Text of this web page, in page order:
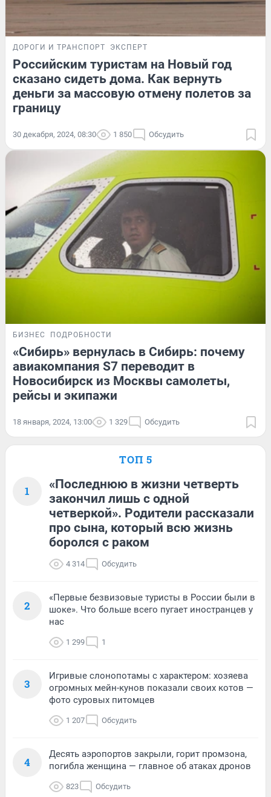
ДОРОГИ И ТРАНСПОРТ ЭКСПЕРТ
Российским туристам на Новый год
сказано сидеть дома. Как вернуть
деньги за массовую отмену полетов за
границу
30 декабря, 2024, 08:30 1 850 Обсудить
БИЗНЕС ПОДРОБНОСТИ
«Сибирь» вернулась в Сибирь: почему
авиакомпания S7 переводит в
Новосибирск из Москвы самолеты,
рейсы и экипажи
18 января, 2024, 13:00 1 329 Обсудить
ТОП 5
1
«Последнюю в жизни четверть
закончил лишь с одной
четверкой». Родители рассказали
про сына, который всю жизнь
боролся с раком
4 314 Обсудить
2
«Первые безвизовые туристы в России были в
шоке». Что больше всего пугает иностранцев у
нас
1 299 1
3
Игривые слонопотамы с характером: хозяева
огромных мейн-кунов показали своих котов —
фото суровых питомцев
1 207 Обсудить
4
Десять аэропортов закрыли, горит промзона,
погибла женщина — главное об атаках дронов
823 Обсудить